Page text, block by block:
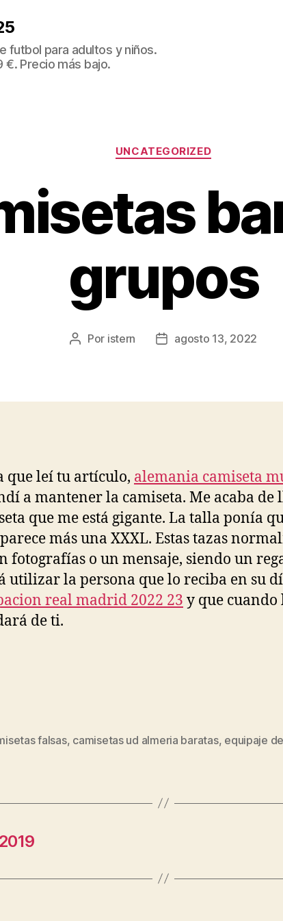
futbol para adultos y niños.
€. Precio más bajo.
Categorías
UNCATEGORIZED
grupos
Autor
Por istern
Fechaagosto 13, 2022
que leí tu artículo, alemania camiseta
a mantener la camiseta. Me acaba de
que me está gigante. La talla ponía
más una XXXL. Estas tazas
fotografías o un mensaje, siendo un
utilizar la persona que lo reciba en su
real madrid 2022 23 y que cuando
de ti.
falsas, camisetas ud almeria baratas, equipaje